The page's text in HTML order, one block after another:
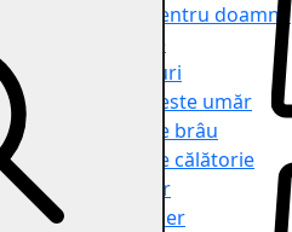
Genți pentru doamne
Serviete
Rucsacuri
Genți peste umăr
Genți de brâu
Genți de călătorie
Shopper
Organiser